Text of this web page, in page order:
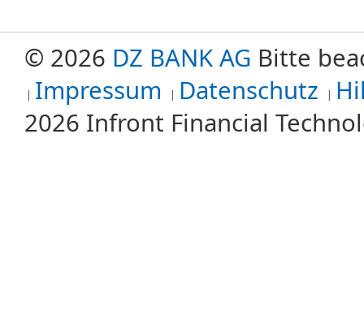
© 2026 DZ BANK AG Bitte
Impressum
Datenschutz
2026 Infront Financial